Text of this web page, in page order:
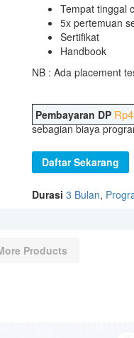
Tempat tinggal
5x pertemuan
Sertifikat
Handbook
NB : Ada placement
Pembayaran DP Rp
sebagian biaya
Daftar Sekarang
Durasi 3 Bulan,
Products